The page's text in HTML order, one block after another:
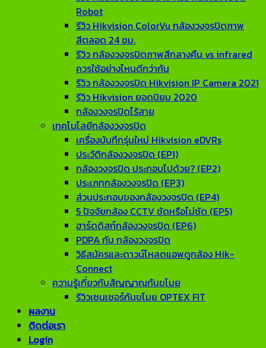
Robot
รีวิว Hikvision ColorVu กล้องวงจรปิดภาพ
สีตลอด 24 ชม.
รีวิว กล้องวงจรปิดภาพสีกลางคืน vs infrared
ควรใช้อย่างไหนดีกว่ากัน
รีวิว กล้องวงจรปิด Hikvision IP Camera 2021
รีวิว Hikvision ยอดนิยม 2020
กล้องวงจรปิดไร้สาย
เทคโนโลยีกล้องวงจรปิด
เครื่องบันทึกรุ่นใหม่ Hikvision eDVRs
ประวัติกล้องวงจรปิด (EP1)
กล้องวงจรปิด ประกอบไปด้วย? (EP2)
ประเภทกล้องวงจรปิด (EP3)
ส่วนประกอบของกล้องวงจรปิด (EP4)
5 ปัจจัยกล้อง CCTV ชัดหรือไม่ชัด (EP5)
ฮาร์ดดิสก์กล้องวงจรปิด (EP6)
PDPA กับ กล้องวงจรปิด
วิธีสมัครและดาวน์โหลดแอพดูกล้อง Hik-
Connect
ความรู้เกี่ยวกับสัญญาณกันขโมย
รีวิวเซนเซอร์กันขโมย OPTEX FIT
ผลงาน
ติดต่อเรา
Login